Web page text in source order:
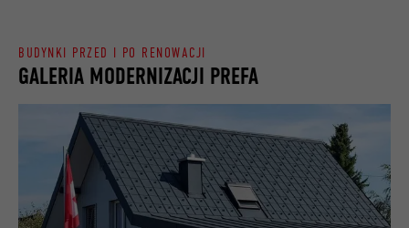
GALERIA MODERNIZACJI PREFA
BUDYNKI PRZED I PO RENOWACJI
CEL
Jest stosowany testowo do sprawdzenia,
czy przeglądarka zezwala na wstawianie
plików cookie. Nie zawiera cech
identyfikacyjnych.
DOSTAWCA LinkedIn
Ustawiony przez LinkedIn, jeśli witryna
zawiera wstawione okno „Obserwuj nas”.
NAZWA bcookie